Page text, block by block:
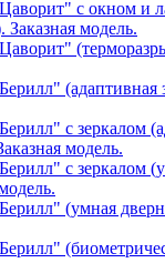
с окном и
Заказная модель.
(адаптивная
с зеркалом
модель.
с зеркалом
(умная